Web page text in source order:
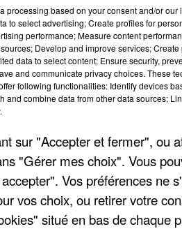
4 ans à sa psy et aux
était poursuivi pour des
sur ses appareils. Il
les attouchements
processing based on your consent and/or our
to select advertising; Create profiles for
performance; Measure content
Develop and improve services;
data to select content; Ensure security,
and communicate privacy choices. These
following functionalities: Identify devices
and combine data from other data sources;
sur "Accepter et fermer", ou
"Gérer mes choix". Vous
Vos préférences ne
vos choix, ou retirer votre
situé en bas de chaque